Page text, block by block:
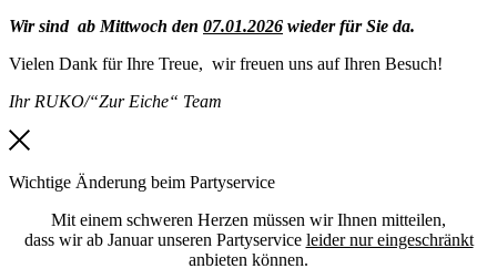
Wir sind ab Mittwoch den 07.01.2026 wieder für Sie da.
Vielen Dank für Ihre Treue, wir freuen uns auf Ihren Besuch!
Ihr RUKO/“Zur Eiche“ Team
Wichtige Änderung beim Partyservice
Mit einem schweren Herzen müssen wir Ihnen mitteilen,
dass wir ab Januar unseren Partyservice leider nur eingeschränkt
anbieten können.